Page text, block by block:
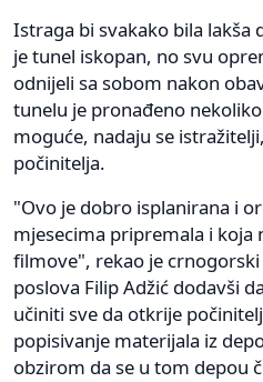
Istraga bi svakako bila lakša
je tunel iskopan, no svu
odnijeli sa sobom nakon
tunelu je pronađeno
moguće, nadaju se
počinitelja.
"Ovo je dobro isplanirana i
mjesecima pripremala i koja
filmove", rekao je
poslova Filip Adžić dodavši
učiniti sve da otkrije
popisivanje materijala iz
obzirom da se u tom depou